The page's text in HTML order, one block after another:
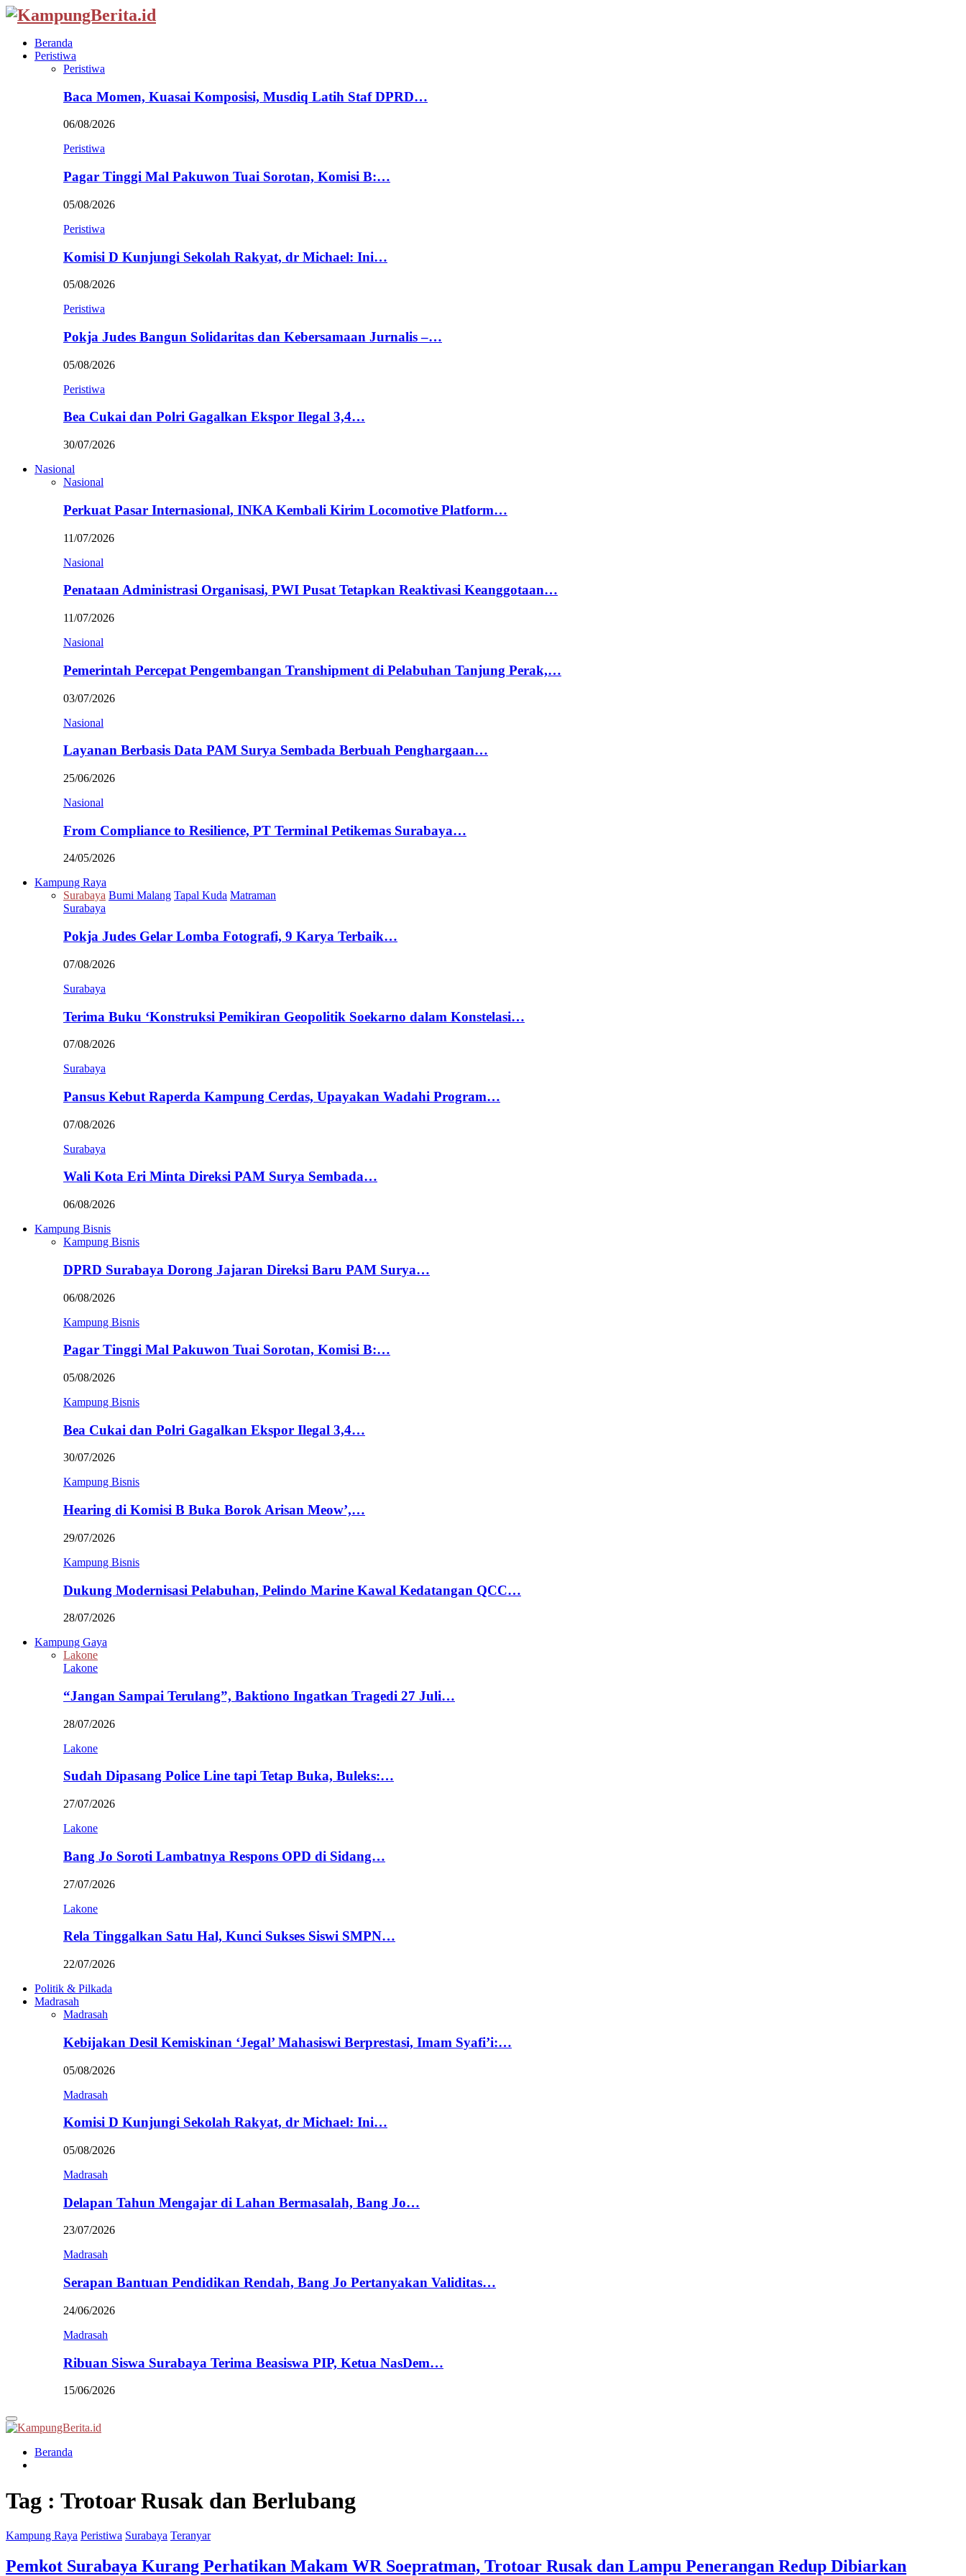
Beranda
Peristiwa
Peristiwa
Baca Momen, Kuasai Komposisi, Musdiq Latih Staf DPRD…
06/08/2026
Peristiwa
Pagar Tinggi Mal Pakuwon Tuai Sorotan, Komisi B:…
05/08/2026
Peristiwa
Komisi D Kunjungi Sekolah Rakyat, dr Michael: Ini…
05/08/2026
Peristiwa
Pokja Judes Bangun Solidaritas dan Kebersamaan Jurnalis –…
05/08/2026
Peristiwa
Bea Cukai dan Polri Gagalkan Ekspor Ilegal 3,4…
30/07/2026
Nasional
Nasional
Perkuat Pasar Internasional, INKA Kembali Kirim Locomotive Platform…
11/07/2026
Nasional
Penataan Administrasi Organisasi, PWI Pusat Tetapkan Reaktivasi Keanggotaan…
11/07/2026
Nasional
Pemerintah Percepat Pengembangan Transhipment di Pelabuhan Tanjung Perak,…
03/07/2026
Nasional
Layanan Berbasis Data PAM Surya Sembada Berbuah Penghargaan…
25/06/2026
Nasional
From Compliance to Resilience, PT Terminal Petikemas Surabaya…
24/05/2026
Kampung Raya
Surabaya Bumi Malang Tapal Kuda Matraman
Surabaya
Pokja Judes Gelar Lomba Fotografi, 9 Karya Terbaik…
07/08/2026
Surabaya
Terima Buku ‘Konstruksi Pemikiran Geopolitik Soekarno dalam Konstelasi…
07/08/2026
Surabaya
Pansus Kebut Raperda Kampung Cerdas, Upayakan Wadahi Program…
07/08/2026
Surabaya
Wali Kota Eri Minta Direksi PAM Surya Sembada…
06/08/2026
Kampung Bisnis
Kampung Bisnis
DPRD Surabaya Dorong Jajaran Direksi Baru PAM Surya…
06/08/2026
Kampung Bisnis
Pagar Tinggi Mal Pakuwon Tuai Sorotan, Komisi B:…
05/08/2026
Kampung Bisnis
Bea Cukai dan Polri Gagalkan Ekspor Ilegal 3,4…
30/07/2026
Kampung Bisnis
Hearing di Komisi B Buka Borok Arisan Meow’,…
29/07/2026
Kampung Bisnis
Dukung Modernisasi Pelabuhan, Pelindo Marine Kawal Kedatangan QCC…
28/07/2026
Kampung Gaya
Lakone
Lakone
“Jangan Sampai Terulang”, Baktiono Ingatkan Tragedi 27 Juli…
28/07/2026
Lakone
Sudah Dipasang Police Line tapi Tetap Buka, Buleks:…
27/07/2026
Lakone
Bang Jo Soroti Lambatnya Respons OPD di Sidang…
27/07/2026
Lakone
Rela Tinggalkan Satu Hal, Kunci Sukses Siswi SMPN…
22/07/2026
Politik & Pilkada
Madrasah
Madrasah
Kebijakan Desil Kemiskinan ‘Jegal’ Mahasiswi Berprestasi, Imam Syafi’i:…
05/08/2026
Madrasah
Komisi D Kunjungi Sekolah Rakyat, dr Michael: Ini…
05/08/2026
Madrasah
Delapan Tahun Mengajar di Lahan Bermasalah, Bang Jo…
23/07/2026
Madrasah
Serapan Bantuan Pendidikan Rendah, Bang Jo Pertanyakan Validitas…
24/06/2026
Madrasah
Ribuan Siswa Surabaya Terima Beasiswa PIP, Ketua NasDem…
15/06/2026
Primary
Menu
Beranda
Tag : Trotoar Rusak dan Berlubang
Kampung Raya Peristiwa Surabaya Teranyar
Pemkot Surabaya Kurang Perhatikan Makam WR Soepratman, Trotoar Rusak dan Lampu Penerangan Redup Dibiarkan